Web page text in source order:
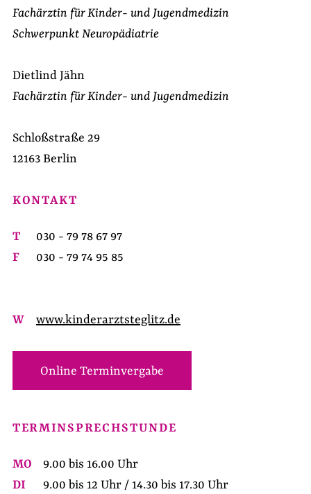
Fachärztin für Kinder- und Jugendmedizin
Schwerpunkt Neuropädiatrie
Dietlind Jähn
Fachärztin für Kinder- und Jugendmedizin
Schloßstraße 29
12163 Berlin
KONTAKT
T
030 - 79 78 67 97
F
030 - 79 74 95 85
W www.kinderarztsteglitz.de
Online Terminvergabe
TERMINSPRECHSTUNDE
MO
9.00 bis 16.00 Uhr
DI
9.00 bis 12 Uhr / 14.30 bis 17.30 Uhr